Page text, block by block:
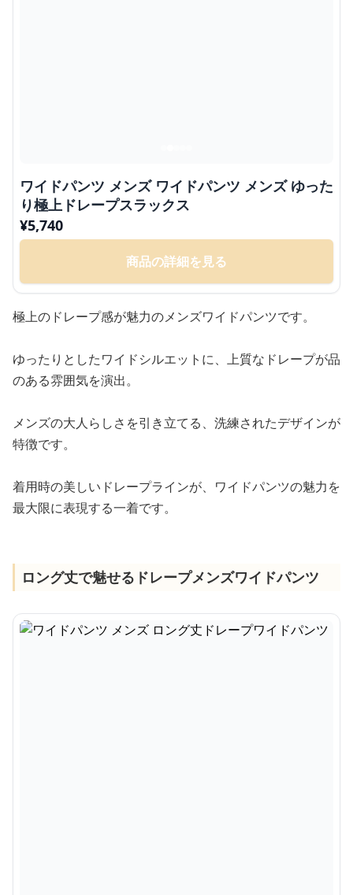
ワイドパンツ メンズ ワイドパンツ メンズ ゆった
り極上ドレープスラックス
¥5,740
商品の詳細を見る
極上のドレープ感が魅力のメンズワイドパンツです。
ゆったりとしたワイドシルエットに、上質なドレープが品
のある雰囲気を演出。
メンズの大人らしさを引き立てる、洗練されたデザインが
特徴です。
着用時の美しいドレープラインが、ワイドパンツの魅力を
最大限に表現する一着です。
ロング丈で魅せるドレープメンズワイドパンツ